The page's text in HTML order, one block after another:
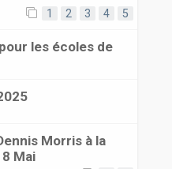
1 2 3 4 5
les écoles de
Morris à la
Mai